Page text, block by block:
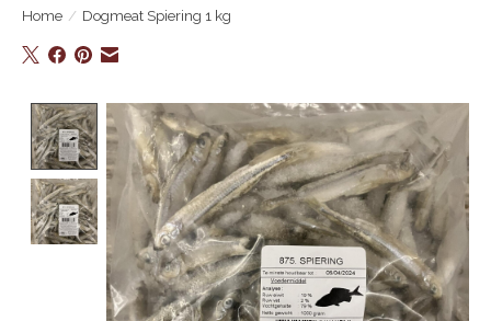
Home / Dogmeat Spiering 1 kg
Product image slideshow Items